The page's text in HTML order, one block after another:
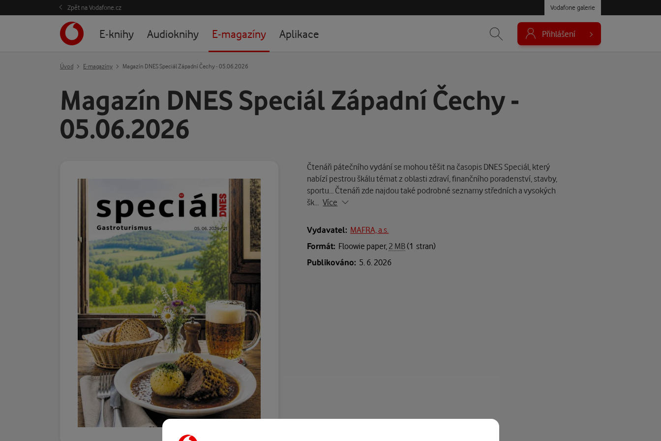
Zpět na Vodafone.cz Vodafone galerie
E-knihy Audioknihy E-magazíny Aplikace Přihlášení
Úvod E-magazíny Magazín DNES Speciál Západní Čechy - 05.06.2026
Magazín DNES Speciál Západní Čechy -
05.06.2026
Čtenáři pátečního vydání se mohou těšit na časopis DNES Speciál, který
nabízí pestrou škálu témat z oblasti zdraví, finančního poradenství, stavby,
sportu… Čtenáři zde najdou také podrobné seznamy středních a vysokých
šk…Více
Vydavatel: MAFRA, a.s.
Formát: Floowie paper, 2 MB(1 stran)
Publikováno: 5. 6. 2026